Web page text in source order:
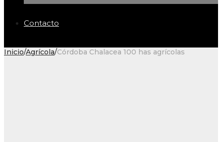
Contacto
Inicio/Agrícola/Córdoba Chalacea 100 has agrícolas